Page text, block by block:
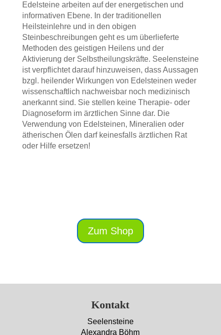
Edelsteine arbeiten auf der energetischen und
informativen Ebene. In der traditionellen
Heilsteinlehre und in den obigen
Steinbeschreibungen geht es um überlieferte
Methoden des geistigen Heilens und der
Aktivierung der Selbstheilungskräfte. Seelensteine
ist verpflichtet darauf hinzuweisen, dass Aussagen
bzgl. heilender Wirkungen von Edelsteinen weder
wissenschaftlich nachweisbar noch medizinisch
anerkannt sind. Sie stellen keine Therapie- oder
Diagnoseform im ärztlichen Sinne dar. Die
Verwendung von Edelsteinen, Mineralien oder
ätherischen Ölen darf keinesfalls ärztlichen Rat
oder Hilfe ersetzen!
Zum Shop
Kontakt
Seelensteine
Alexandra Böhm